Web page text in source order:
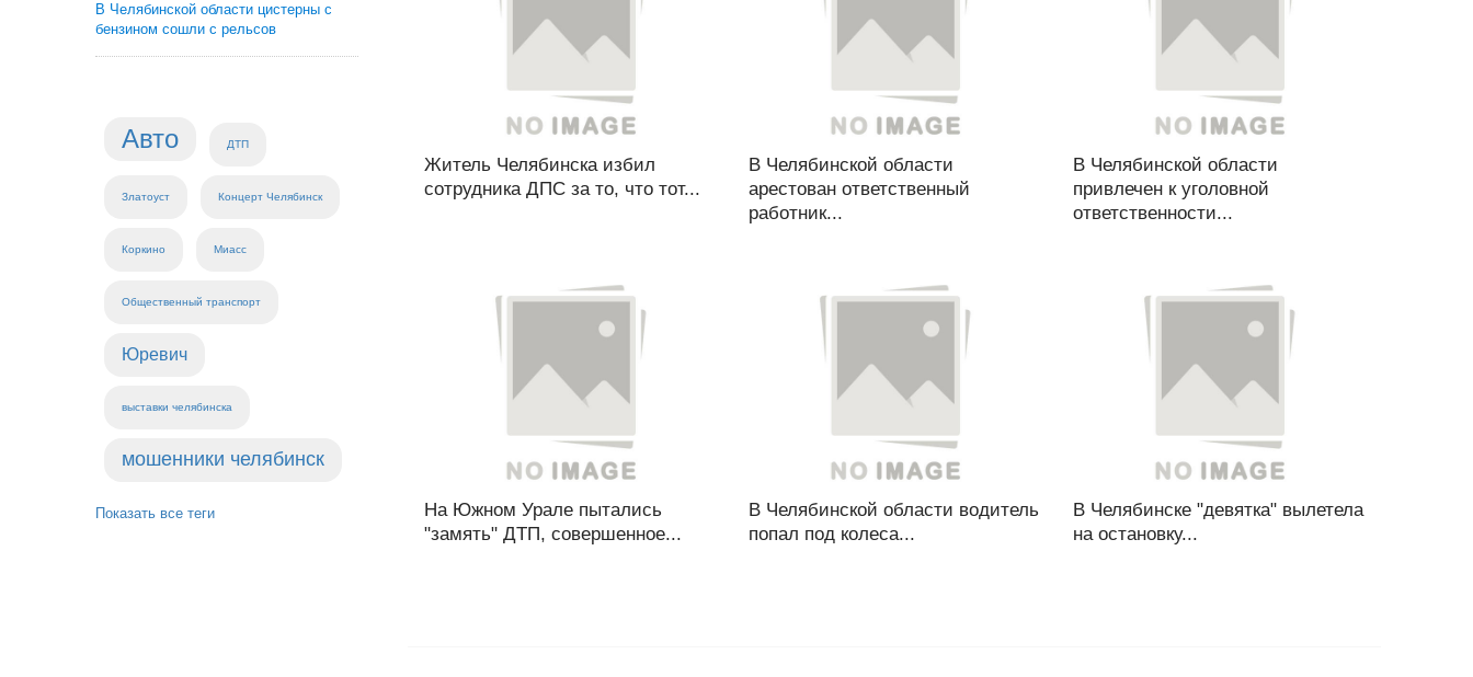
В Челябинской области цистерны с
бензином сошли с рельсов
Авто ДТП
Златоуст Концерт Челябинск
Коркино Миасс
Общественный транспорт
Юревич
выставки челябинска
мошенники челябинск
Показать все теги
Житель Челябинска избил
сотрудника ДПС за то, что тот...
В Челябинской области
арестован ответственный
работник...
В Челябинской области
привлечен к уголовной
ответственности...
На Южном Урале пытались
"замять" ДТП, совершенное...
В Челябинской области водитель
попал под колеса...
В Челябинске "девятка" вылетела
на остановку...